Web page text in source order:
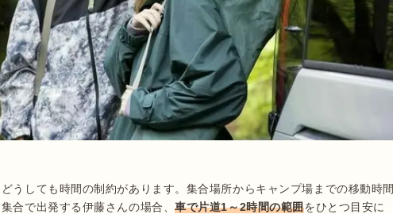
うしても時間の制約があります。集合場所からキャンプ場までの移動時間
合で出発する伊藤さんの場合、車で片道1～2時間の範囲をひとつ目安に